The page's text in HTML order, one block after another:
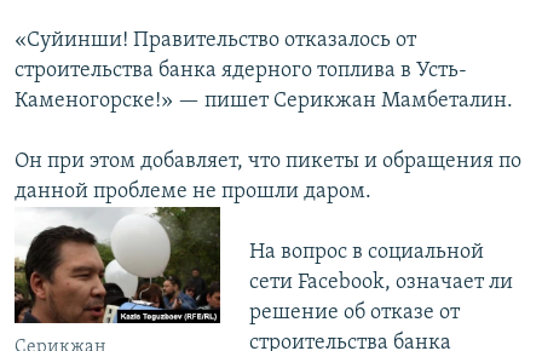
«Суйинши! Правительство отказалось от
строительства банка ядерного топлива в Усть-
Каменогорске!» — пишет Серикжан Мамбеталин.
Он при этом добавляет, что пикеты и обращения по
данной проблеме не прошли даром.
На вопрос в социальной
сети Facebook, означает ли
решение об отказе от
строительства банка